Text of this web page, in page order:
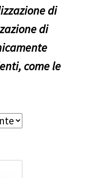
di
di
come le